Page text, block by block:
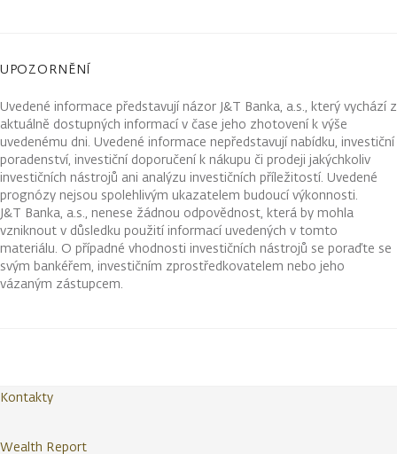
UPOZORNĚNÍ
Uvedené informace představují názor J&T Banka, a.s., který vychází z
aktuálně dostupných informací v čase jeho zhotovení k výše
uvedenému dni. Uvedené informace nepředstavují nabídku, investiční
poradenství, investiční doporučení k nákupu či prodeji jakýchkoliv
investičních nástrojů ani analýzu investičních příležitostí. Uvedené
prognózy nejsou spolehlivým ukazatelem budoucí výkonnosti.
J&T Banka, a.s., nenese žádnou odpovědnost, která by mohla
vzniknout v důsledku použití informací uvedených v tomto
materiálu. O případné vhodnosti investičních nástrojů se poraďte se
svým bankéřem, investičním zprostředkovatelem nebo jeho
vázaným zástupcem.
Kontakty
Wealth Report